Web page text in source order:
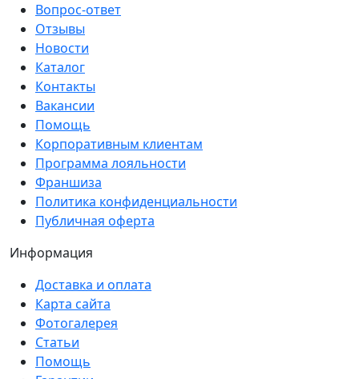
Вопрос-ответ
Отзывы
Новости
Каталог
Контакты
Вакансии
Помощь
Корпоративным клиентам
Программа лояльности
Франшиза
Политика конфиденциальности
Публичная оферта
Информация
Доставка и оплата
Карта сайта
Фотогалерея
Статьи
Помощь